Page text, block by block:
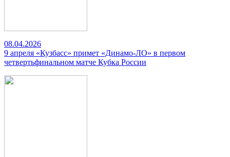
08.04.2026
9 апреля «Кузбасс» примет «Динамо-ЛО» в первом
четвертьфинальном матче Кубка России